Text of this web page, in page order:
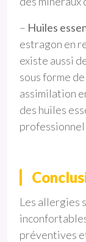
– Huiles
estragon en
existe aussi
sous forme
assimilation
des huiles
professionnel
Les allergies
préventives